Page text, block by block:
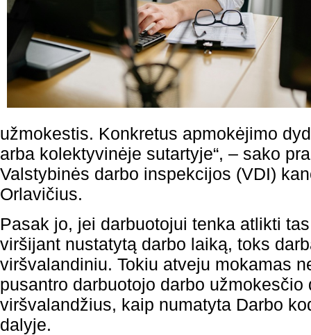
užmokestis. Konkretus apmokėjimo
arba kolektyvinėje sutartyje“, – sako
Valstybinės darbo inspekcijos (VDI)
Orlavičius.
Pasak jo, jei darbuotojui tenka atlikti
viršijant nustatytą darbo laiką, toks
viršvalandiniu. Tokiu atveju mokamas
pusantro darbuotojo darbo
viršvalandžius, kaip numatyta Darbo
dalyje.